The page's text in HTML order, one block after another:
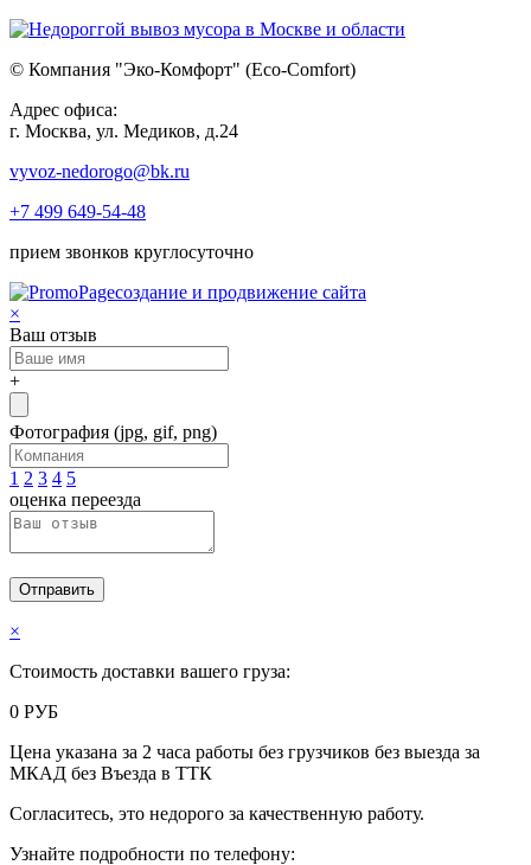
© Компания "Эко-Комфорт" (Eco-Comfort)
Адрес офиса:
г. Москва, ул. Медиков, д.24
vyvoz-nedorogo@bk.ru
+7 499 649-54-48
прием звонков круглосуточно
создание и продвижение сайта
×
Ваш отзыв
+
Фотография (jpg, gif, png)
1 2 3 4 5
оценка переезда
Отправить
×
Стоимость доставки вашего груза:
0 РУБ
Цена указана за 2 часа работы без грузчиков без выезда за
МКАД без Въезда в ТТК
Согласитесь, это недорого за качественную работу.
Узнайте подробности по телефону: